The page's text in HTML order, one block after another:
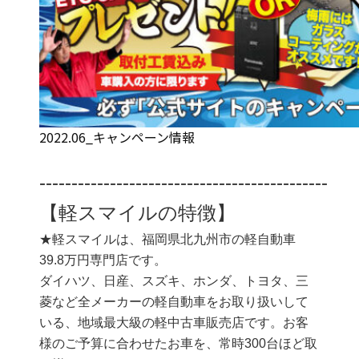
2022.06_キャンペーン情報
‐‐‐‐‐‐‐‐‐‐‐‐‐‐‐‐‐‐‐‐‐‐‐‐‐‐‐‐‐‐‐‐‐‐‐‐‐‐‐‐‐‐‐‐‐
【軽スマイルの特徴】
★軽スマイルは、福岡県北九州市の軽自動車
39.8万円専門店です。
ダイハツ、日産、スズキ、ホンダ、トヨタ、三
菱など全メーカーの軽自動車をお取り扱いして
いる、地域最大級の軽中古車販売店です。お客
様のご予算に合わせたお車を、常時300台ほど取